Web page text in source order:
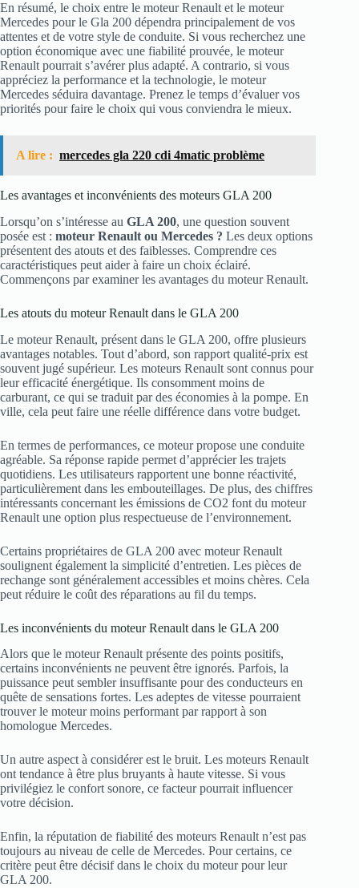
En résumé, le choix entre le moteur Renault et le moteur
Mercedes pour le Gla 200 dépendra principalement de vos
attentes et de votre style de conduite. Si vous recherchez une
option économique avec une fiabilité prouvée, le moteur
Renault pourrait s’avérer plus adapté. A contrario, si vous
appréciez la performance et la technologie, le moteur
Mercedes séduira davantage. Prenez le temps d’évaluer vos
priorités pour faire le choix qui vous conviendra le mieux.
A lire : mercedes gla 220 cdi 4matic problème
Les avantages et inconvénients des moteurs GLA 200
Lorsqu’on s’intéresse au GLA 200, une question souvent
posée est : moteur Renault ou Mercedes ? Les deux options
présentent des atouts et des faiblesses. Comprendre ces
caractéristiques peut aider à faire un choix éclairé.
Commençons par examiner les avantages du moteur Renault.
Les atouts du moteur Renault dans le GLA 200
Le moteur Renault, présent dans le GLA 200, offre plusieurs
avantages notables. Tout d’abord, son rapport qualité-prix est
souvent jugé supérieur. Les moteurs Renault sont connus pour
leur efficacité énergétique. Ils consomment moins de
carburant, ce qui se traduit par des économies à la pompe. En
ville, cela peut faire une réelle différence dans votre budget.
En termes de performances, ce moteur propose une conduite
agréable. Sa réponse rapide permet d’apprécier les trajets
quotidiens. Les utilisateurs rapportent une bonne réactivité,
particulièrement dans les embouteillages. De plus, des chiffres
intéressants concernant les émissions de CO2 font du moteur
Renault une option plus respectueuse de l’environnement.
Certains propriétaires de GLA 200 avec moteur Renault
soulignent également la simplicité d’entretien. Les pièces de
rechange sont généralement accessibles et moins chères. Cela
peut réduire le coût des réparations au fil du temps.
Les inconvénients du moteur Renault dans le GLA 200
Alors que le moteur Renault présente des points positifs,
certains inconvénients ne peuvent être ignorés. Parfois, la
puissance peut sembler insuffisante pour des conducteurs en
quête de sensations fortes. Les adeptes de vitesse pourraient
trouver le moteur moins performant par rapport à son
homologue Mercedes.
Un autre aspect à considérer est le bruit. Les moteurs Renault
ont tendance à être plus bruyants à haute vitesse. Si vous
privilégiez le confort sonore, ce facteur pourrait influencer
votre décision.
Enfin, la réputation de fiabilité des moteurs Renault n’est pas
toujours au niveau de celle de Mercedes. Pour certains, ce
critère peut être décisif dans le choix du moteur pour leur
GLA 200.